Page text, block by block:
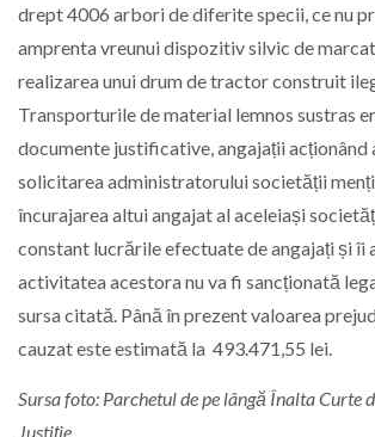
drept 4006 arbori de diferite specii, ce nu
amprenta vreunui dispozitiv silvic de
realizarea unui drum de tractor construit
Transporturile de material lemnos sustras
documente justificative, angajații acționând
solicitarea administratorului societății
încurajarea altui angajat al aceleiași
constant lucrările efectuate de angajați și îi
activitatea acestora nu va fi sancționată
sursa citată. Până în prezent valoarea
cauzat este estimată la 493.471,55 lei.
Sursa foto: Parchetul de pe lângă Înalta Curte
Justiție